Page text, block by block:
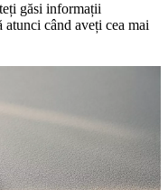
găsi informații
când aveți cea mai